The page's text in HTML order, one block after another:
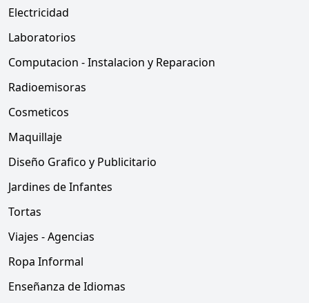
Electricidad
Laboratorios
Computacion - Instalacion y Reparacion
Radioemisoras
Cosmeticos
Maquillaje
Diseño Grafico y Publicitario
Jardines de Infantes
Tortas
Viajes - Agencias
Ropa Informal
Enseñanza de Idiomas